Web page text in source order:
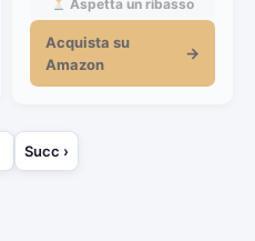
Telefono Bicicletta per
Smartphone e
Dispositivi Elettronici
4.0”-6.8” (Nero)
Aspetta un ribasso
Acquista su
Amazon
→
Succ ›